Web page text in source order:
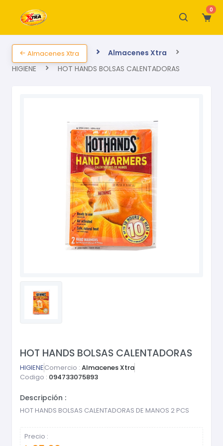
0
Almacenes Xtra
Almacenes Xtra
HIGIENE
HOT HANDS BOLSAS CALENTADORAS
HOT HANDS BOLSAS CALENTADORAS
HIGIENEComercio : Almacenes Xtra
Codigo : 094733075893
Descripción :
HOT HANDS BOLSAS CALENTADORAS DE MANOS 2 PCS
Precio :